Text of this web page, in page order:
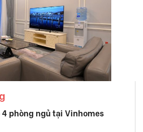
4 phòng ngủ tại Vinhomes